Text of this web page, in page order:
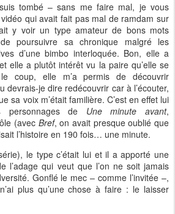
tombé – sans me faire mal, je vous
qui avait fait pas mal de ramdam sur
y voir un type amateur de bons mots
poursuivre sa chronique malgré les
d’une bimbo interloquée. Bon, elle a
elle a plutôt intérêt vu la paire qu’elle se
coup, elle m’a permis de découvrir
devrais-je dire redécouvrir car à l’écouter,
sa voix m’était familière. C’est en effet lui
personnages de Une minute avant,
(avec Bref, on avait presque oublié que
l’histoire en 190 fois… une minute.
le type c’était lui et il a apporté une
l’adage qui veut que l’on ne soit jamais
Gonflé le mec – comme l’invitée –,
plus qu’une chose à faire : le laisser